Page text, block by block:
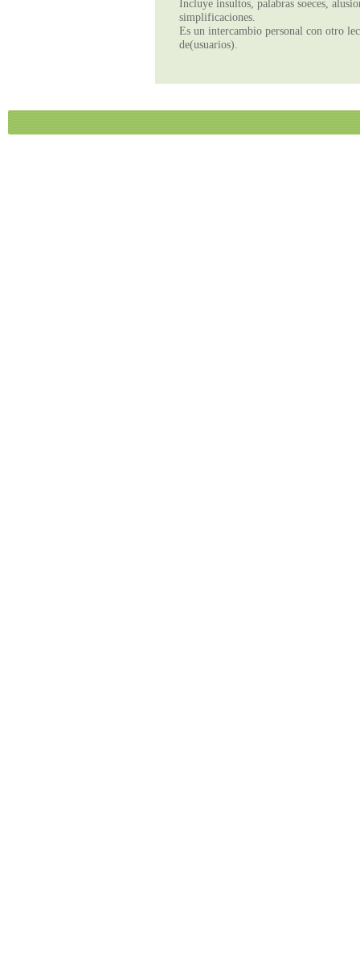
Incluye insultos, palabras soeces,
simplificaciones.
Es un intercambio personal con otro
de(usuarios).